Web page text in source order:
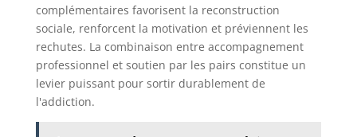
complémentaires favorisent la reconstruction
sociale, renforcent la motivation et préviennent les
rechutes. La combinaison entre accompagnement
professionnel et soutien par les pairs constitue un
levier puissant pour sortir durablement de
l'addiction.